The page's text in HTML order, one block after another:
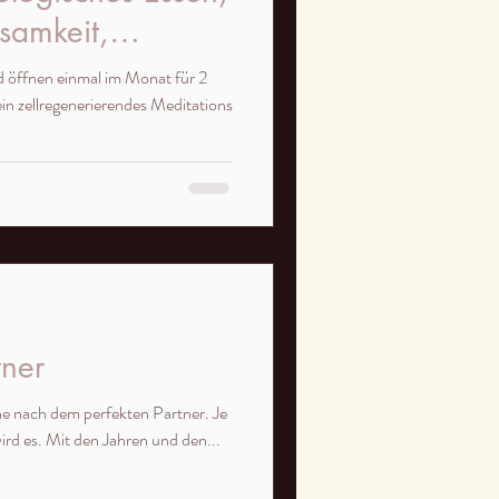
öffnen einmal im Monat für 2
Meditations
nach dem perfekten Partner. Je
es. Mit den Jahren und den...